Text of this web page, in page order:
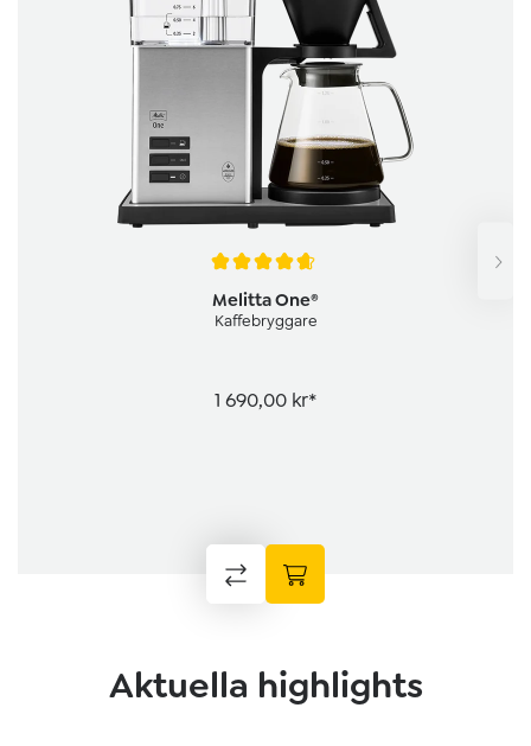
Genomsnittligt betyg på 4.7 av 5 stjärnor
Melitta One®
Kaffebryggare
1 690,00 kr*
Aktuella highlights